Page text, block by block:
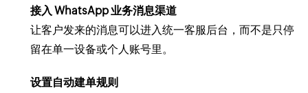
接入 WhatsApp 业务消息渠道
让客户发来的消息可以进入统一客服后台，而不是只停
留在单一设备或个人账号里。
设置自动建单规则